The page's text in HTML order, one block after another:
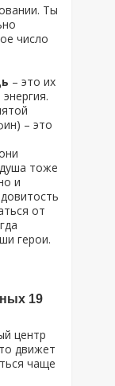
Ты
число
– это их
– это
тоже
и
от
герои.
19
центр
движет
чаще